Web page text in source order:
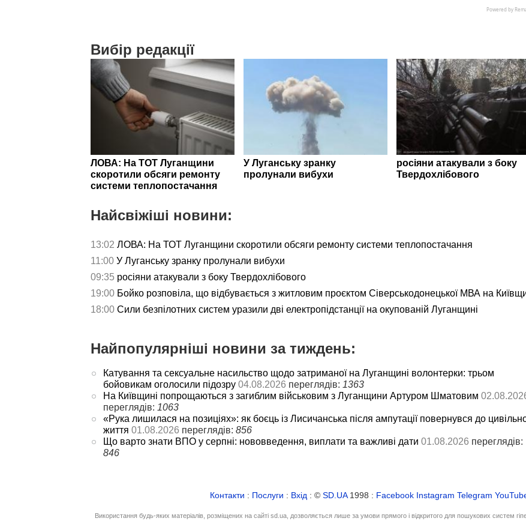
Вибір редакції
ЛОВА: На ТОТ Луганщини
скоротили обсяги ремонту
системи теплопостачання
У Луганську зранку
пролунали вибухи
росіяни атакували з боку
Твердохлібового
Найсвіжіші новини:
13:02 ЛОВА: На ТОТ Луганщини скоротили обсяги ремонту системи теплопостачання
11:00 У Луганську зранку пролунали вибухи
09:35 росіяни атакували з боку Твердохлібового
19:00 Бойко розповіла, що відбувається з житловим проєктом Сіверськодонецької МВА на
18:00 Сили безпілотних систем уразили дві електропідстанції на окупованій Луганщині
Найпопулярніші новини за тиждень:
Катування та сексуальне насильство щодо затриманої на Луганщині волонтерки: трьом
бойовикам оголосили підозру 04.08.2026 переглядів: 1363
На Київщині попрощаються з загиблим військовим з Луганщини Артуром Шматовим
переглядів: 1063
«Рука лишилася на позиціях»: як боєць із Лисичанська після ампутації повернувся до
життя 01.08.2026 переглядів: 856
Що варто знати ВПО у серпні: нововведення, виплати та важливі дати 01.08.2026 переглядів:
846
Контакти : Послуги : Вхід : © SD.UA1998 : Facebook Instagram Telegram
Використання будь-яких матеріалів, розміщених на сайті sd.ua, дозволяється лише за умови прямого і відкритого для пошукових систем